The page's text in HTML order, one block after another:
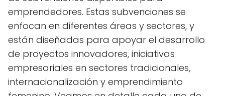
emprendedores. Estas subvenciones se
enfocan en diferentes áreas y sectores, y
están diseñadas para apoyar el desarrollo
de proyectos innovadores, iniciativas
empresariales en sectores tradicionales,
internacionalización y emprendimiento